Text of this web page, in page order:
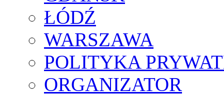
ŁÓDŹ
WARSZAWA
POLITYKA
ORGANIZATOR